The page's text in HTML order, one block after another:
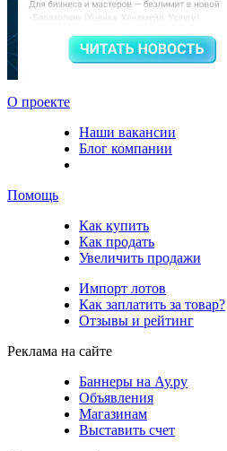
О проекте
Наши вакансии
Блог компании
Помощь
Как купить
Как продать
Увеличить продажи
Импорт лотов
Как заплатить за товар?
Отзывы и рейтинг
Реклама на сайте
Баннеры на Ау.ру
Объявления
Магазинам
Выставить счет